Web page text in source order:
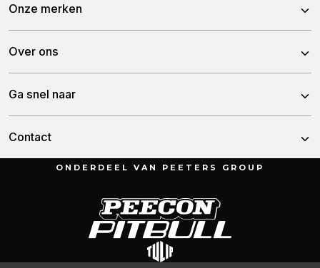
Onze merken
Tulip
Over ons
Team
Ga snel naar
Contact
Munnikenheiweg 47
076 – 504 6666
ONDERDEEL VAN PEETERS GROUP